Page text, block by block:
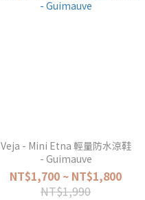
Veja - Mini Etna 輕量防水涼鞋
- Guimauve
NT$1,700 ~ NT$1,800
NT$1,990